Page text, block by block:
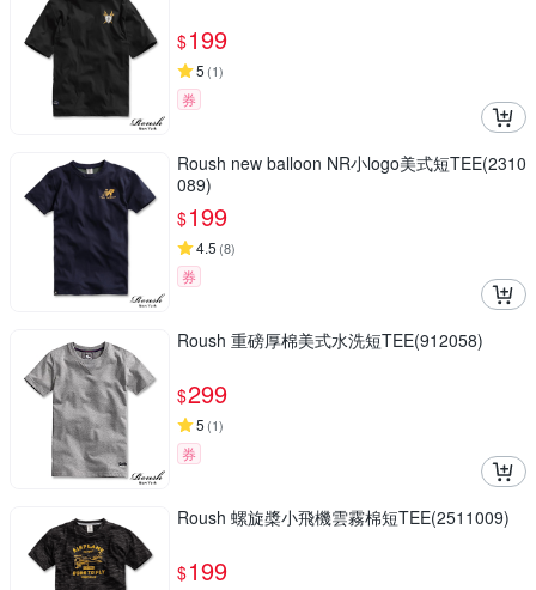
$199
5 (1)
券
Roush new balloon NR小logo美式短TEE(2310
089)
$199
4.5 (8)
券
Roush 重磅厚棉美式水洗短TEE(912058)
$299
5 (1)
券
Roush 螺旋槳小飛機雲霧棉短TEE(2511009)
$199